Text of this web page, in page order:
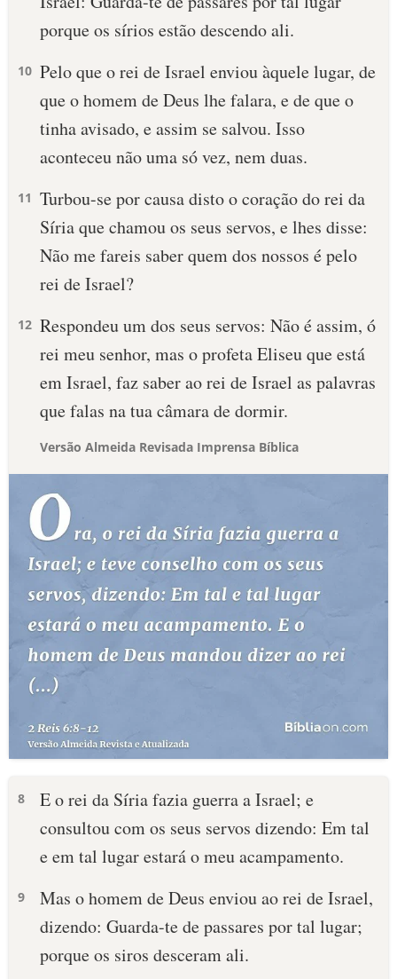
porque os sírios estão descendo ali.
10 Pelo que o rei de Israel enviou àquele lugar, de
que o homem de Deus lhe falara, e de que o
tinha avisado, e assim se salvou. Isso
aconteceu não uma só vez, nem duas.
11 Turbou-se por causa disto o coração do rei da
Síria que chamou os seus servos, e lhes disse:
Não me fareis saber quem dos nossos é pelo
rei de Israel?
12 Respondeu um dos seus servos: Não é assim, ó
rei meu senhor, mas o profeta Eliseu que está
em Israel, faz saber ao rei de Israel as palavras
que falas na tua câmara de dormir.
Versão Almeida Revisada Imprensa Bíblica
8
E o rei da Síria fazia guerra a Israel; e
consultou com os seus servos dizendo: Em tal
e em tal lugar estará o meu acampamento.
9
Mas o homem de Deus enviou ao rei de Israel,
dizendo: Guarda-te de passares por tal lugar;
porque os siros desceram ali.